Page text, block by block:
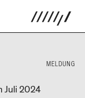
MELDUNG
Juli 2024